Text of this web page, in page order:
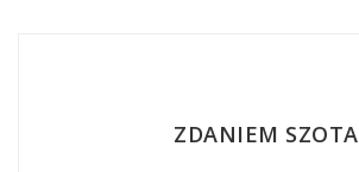
ZDANIEM SZOTA